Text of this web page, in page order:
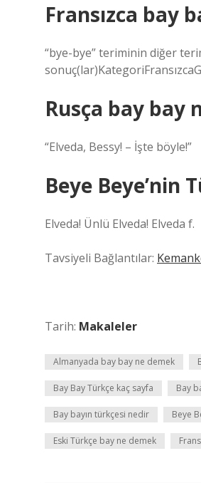
Fransızca bay
“bye-bye” teriminin diğer
Rusça bay bay
“Elveda, Bessy! – İşte böyle!”
Beye Beye’nin
Elveda! Ünlü Elveda! Elveda f.
Tavsiyeli Bağlantılar:
Tarih: Makaleler
Almanyada bay bay ne demek
Bay Bay Türkçe kaç sayfa Bay
Bay bayın türkçesi nedir Beye
Eski Türkçe bay ne demek